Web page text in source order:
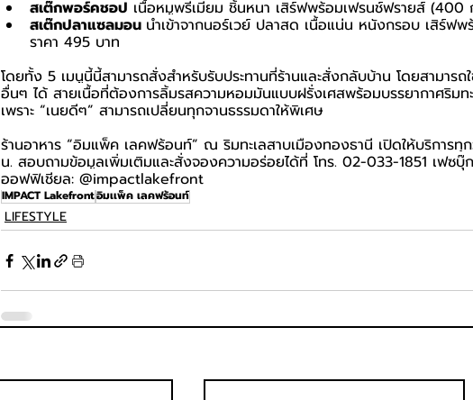
สเต๊กพอร์คชอป เนื้อหมูพรีเมียม ชิ้นหนา เสิร์ฟพร้อมเฟรนช์ฟรายส์ (400
สเต๊กปลาแซลมอน นำเข้าจากนอร์เวย์ ปลาสด เนื้อแน่น หนังกรอบ เสิร์ฟ
ราคา 495 บาท
โดยทั้ง 5 เมนูนี้นี้สามารถสั่งสำหรับรับประทานที่ร้านและสั่งกลับบ้าน โดยสามารถ
อื่นๆ ได้ สายเนื้อที่ต้องการลิ้มรสความหอมมันแบบฝรั่งเศสพร้อมบรรยากาศริมท
เพราะ “เนยดีๆ” สามารถเปลี่ยนทุกจานธรรมดาให้พิเศษ
ร้านอาหาร “อิมแพ็ค เลคฟร้อนท์” ณ ริมทะเลสาบเมืองทองธานี เปิดให้บริการ
น. สอบถามข้อมูลเพิ่มเติมและสั่งจองความอร่อยได้ที่ โทร. 02-033-1851 เฟซบุ๊
ออฟฟิเชียล: @impactlakefront
IMPACT Lakefrontอิมเเพ็ค เลคฟร้อนท์
LIFESTYLE